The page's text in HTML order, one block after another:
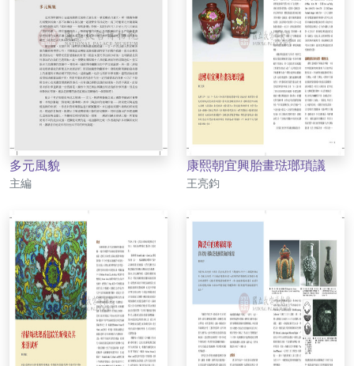
多元風貌
作者
主編
康熙朝宜興胎畫琺瑯瑣議
作者
王亮鈞